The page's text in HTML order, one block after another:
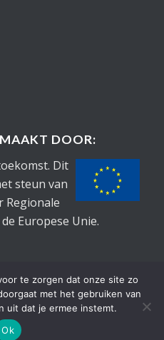
DOOR:
Dit
steun van
Regionale
Europese Unie.
voorbehouden |
te zorgen dat onze site zo
met het gebruiken van
uit dat je ermee instemt.
Ok